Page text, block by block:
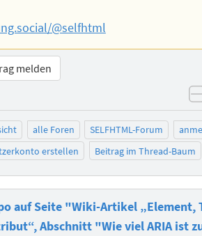
@selfhtml
melden
alle Foren SELFHTML-Forum
erstellen
Beitrag im Thread-Baum
auf Seite "Wiki-Artikel „Element,
Abschnitt "Wie viel ARIA ist